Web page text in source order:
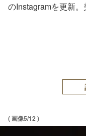
のInstagramを更新
( 画像5/12 )